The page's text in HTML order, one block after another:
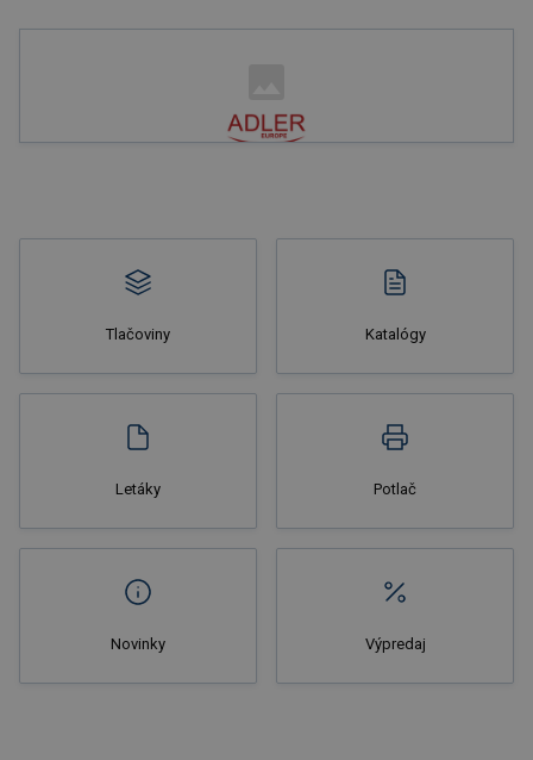
Tlačoviny Katalógy
Letáky Potlač
Novinky Výpredaj